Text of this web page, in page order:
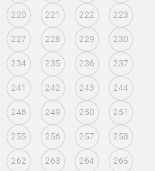
220 221 222 223
227 228 229 230
234 235 236 237
241 242 243 244
248 249 250 251
255 256 257 258
262 263 264 265